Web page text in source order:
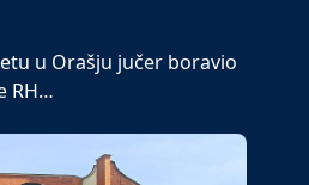
u Orašju jučer boravio
RH…